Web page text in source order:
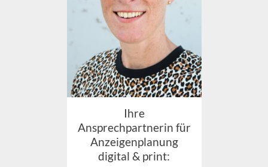
Ihre
Ansprechpartnerin für
Anzeigenplanung
digital & print: